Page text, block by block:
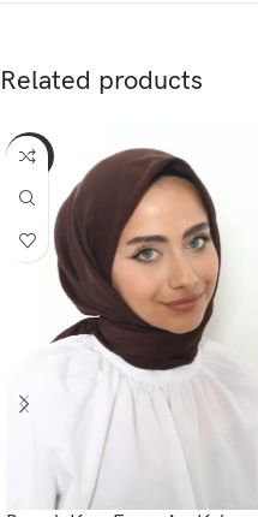
Related products
-65%